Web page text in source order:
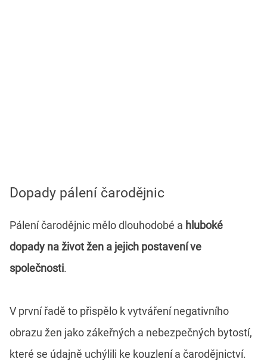
Dopady pálení čarodějnic
Pálení čarodějnic mělo dlouhodobé a hluboké
dopady na život žen a jejich postavení ve
společnosti.
V první řadě to přispělo k vytváření negativního
obrazu žen jako zákeřných a nebezpečných bytostí,
které se údajně uchýlili ke kouzlení a čarodějnictví.